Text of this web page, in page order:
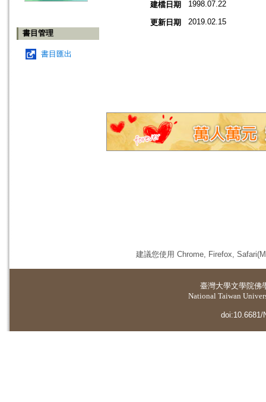
書目管理
書目匯出
建檔日期 1998.07.22
更新日期 2019.02.15
建議您使用 Chrome, Firefox,
臺灣大學文學院佛
National Taiwan
doi:10.6681/